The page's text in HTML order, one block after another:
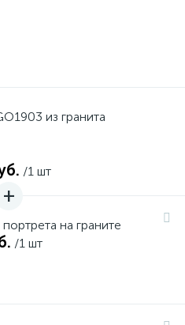
из гранита
/1 шт
на граните
/1 шт